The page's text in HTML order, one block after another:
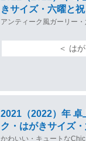
きサイズ・六曜と
アンティーク風ガーリー
＜ は
2021（2022）年
ク・はがきサイズ
かわいい・キュートな